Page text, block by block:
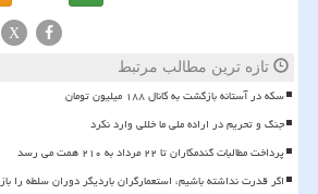
X
تازه ترین مطالب مرتبط
سکه در آستانه بازگشت به کانال ۱۸۸ میلیون تومان
جنگ و تحریم در اراده ملی ما خللی وارد نکرد
پرداخت مطالبات گندمکاران تا ۲۲ مرداد به ۲۱۰ همت می رسد
اگر قدرت نداشته باشیم، استعمارگران باردیگر دوران سلطه را